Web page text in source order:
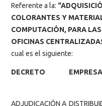
Referente a la:
COLORANTES Y
COMPUTACIÓN, PARA
OFICINAS
cual es el siguiente:
DECRETO EMPRESA
ADJUDICACIÓN A